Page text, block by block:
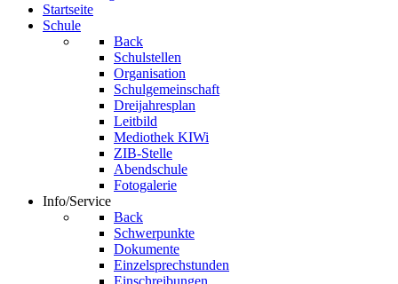
Startseite
Schule
Back
Schulstellen
Organisation
Schulgemeinschaft
Dreijahresplan
Leitbild
Mediothek KIWi
ZIB-Stelle
Abendschule
Fotogalerie
Info/Service
Back
Schwerpunkte
Dokumente
Einzelsprechstunden
Einschreibungen